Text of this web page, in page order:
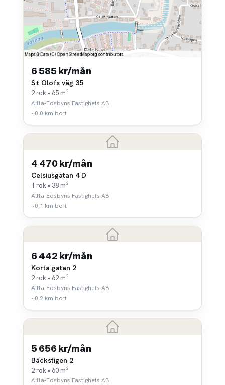
6 585 kr/mån
S:t Olofs väg 35
2 rok • 65 m²
Alfta-Edsbyns Fastighets AB
~0,0 km bort
4 470 kr/mån
Celsiusgatan 4 D
1 rok • 38 m²
Alfta-Edsbyns Fastighets AB
~0,1 km bort
6 442 kr/mån
Korta gatan 2
2 rok • 62 m²
Alfta-Edsbyns Fastighets AB
~0,2 km bort
5 656 kr/mån
Bäckstigen 2
2 rok • 60 m²
Alfta-Edsbyns Fastighets AB